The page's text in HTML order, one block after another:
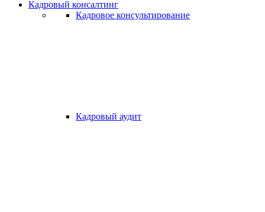
Кадровый консалтинг
Кадровое консультирование
Кадровый аудит